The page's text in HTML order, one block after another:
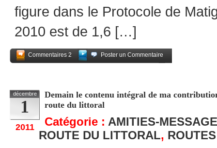
figure dans le Protocole de
2010 est de 1,6 […]
Commentaires 2
Poster un Commentaire
décembre
1
2011
Demain le contenu intégral de ma
route du littoral
Catégorie : AMITIES-
ROUTE DU LITTORAL,